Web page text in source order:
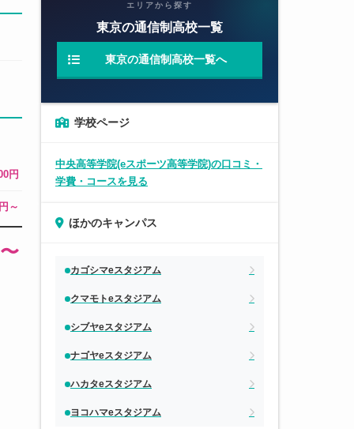
円
～
エリアから探す
東京の通信制高校一覧
東京の通信制高校一覧へ
学校ページ
中央高等学院(eスポーツ高等学院)の口コミ・
学費・コースを見る
ほかのキャンパス
カゴシマeスタジアム
クマモトeスタジアム
シブヤeスタジアム
ナゴヤeスタジアム
ハカタeスタジアム
ヨコハマeスタジアム